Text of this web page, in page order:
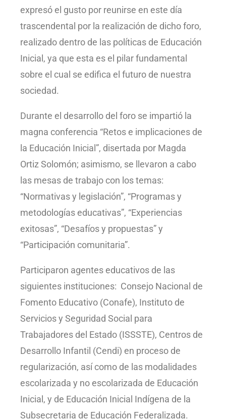
expresó el gusto por reunirse en este día
trascendental por la realización de dicho foro,
realizado dentro de las políticas de Educación
Inicial, ya que esta es el pilar fundamental
sobre el cual se edifica el futuro de nuestra
sociedad.
Durante el desarrollo del foro se impartió la
magna conferencia “Retos e implicaciones de
la Educación Inicial”, disertada por Magda
Ortiz Solomón; asimismo, se llevaron a cabo
las mesas de trabajo con los temas:
“Normativas y legislación”, “Programas y
metodologías educativas”, “Experiencias
exitosas”, “Desafíos y propuestas” y
“Participación comunitaria”.
Participaron agentes educativos de las
siguientes instituciones: Consejo Nacional de
Fomento Educativo (Conafe), Instituto de
Servicios y Seguridad Social para
Trabajadores del Estado (ISSSTE), Centros de
Desarrollo Infantil (Cendi) en proceso de
regularización, así como de las modalidades
escolarizada y no escolarizada de Educación
Inicial, y de Educación Inicial Indígena de la
Subsecretaria de Educación Federalizada.